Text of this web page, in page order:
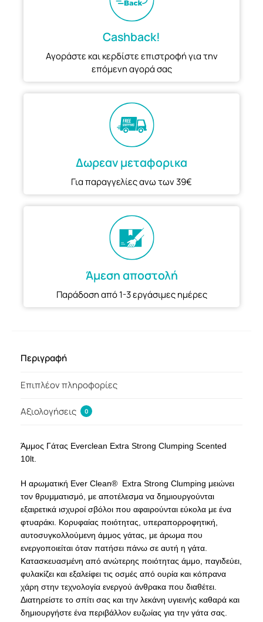
Cashback!
Αγοράστε και κερδίστε επιστροφή για την
επόμενη αγορά σας
Δωρεαν μεταφορικα
Για παραγγελίες ανω των 39€
Άμεση αποστολή
Παράδοση από 1-3 εργάσιμες ημέρες
Περιγραφή
Επιπλέον πληροφορίες
Αξιολογήσεις 0
Άμμος Γάτας Everclean Extra Strong Clumping Scented
10lt.
Η αρωματική Ever Clean® Extra Strong Clumping μειώνει
τον θρυμματισμό, με αποτέλεσμα να δημιουργούνται
εξαιρετικά ισχυροί σβόλοι που αφαιρούνται εύκολα με ένα
φτυαράκι. Κορυφαίας ποιότητας, υπεραπορροφητική,
αυτοσυγκολλούμενη άμμος γάτας, με άρωμα που
ενεργοποιείται όταν πατήσει πάνω σε αυτή η γάτα.
Κατασκευασμένη από ανώτερης ποιότητας άμμο, παγιδεύει,
φυλακίζει και εξαλείφει τις οσμές από ουρία και κόπρανα
χάρη στην τεχνολογία ενεργού άνθρακα που διαθέτει.
Διατηρείστε το σπίτι σας και την λεκάνη υγιεινής καθαρά και
δημιουργήστε ένα περιβάλλον ευζωίας για την γάτα σας.